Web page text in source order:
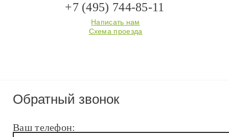
+7 (495) 744-85-11
Написать нам
Схема проезда
Обратный звонок
Ваш телефон: